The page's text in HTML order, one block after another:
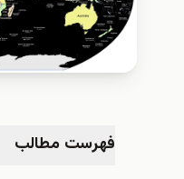
فهرست مطالب